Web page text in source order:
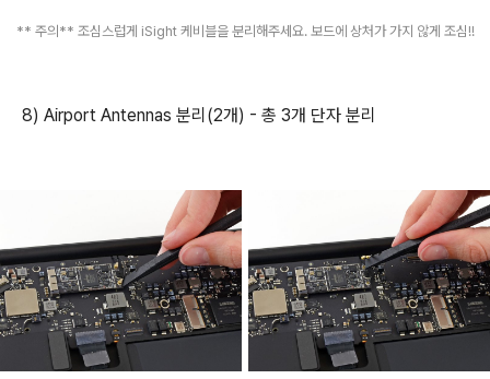
** 주의** 조심스럽게 iSight 케비블을 분리해주세요. 보드에 상처가 가지 않게 조심!!
8) Airport Antennas 분리(2개) - 총 3개 단자 분리